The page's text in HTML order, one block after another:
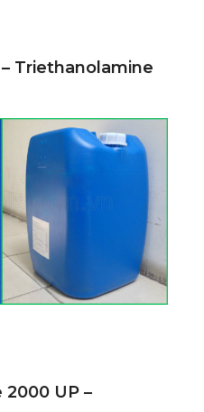
Triethanolamine
2000 UP –